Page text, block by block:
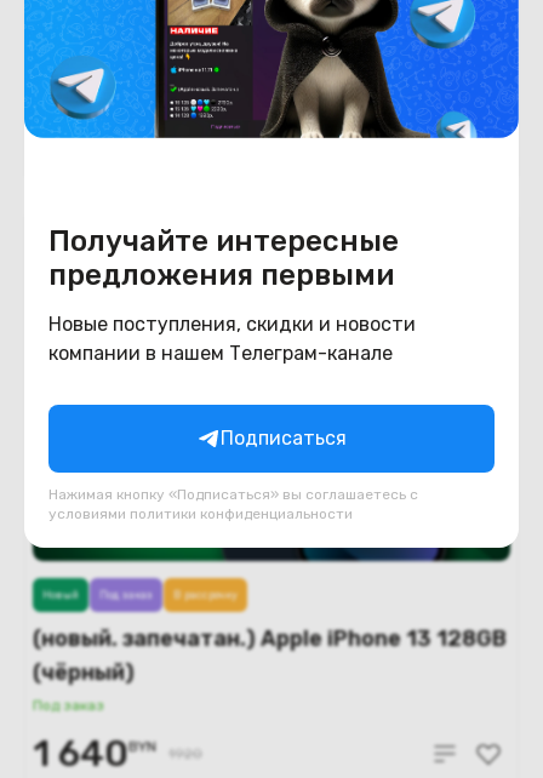
Получайте интересные
предложения первыми
Новые поступления, скидки и новости
компании в нашем Телеграм-канале
Подписаться
Нажимая кнопку «Подписаться» вы соглашаетесь с
условиями политики конфиденциальности
(белый)
Под заказ
1 780BYN 2090
(новый. запечатан.) Apple iPhone 13 128GB
(чёрный)
Под заказ
Новый Под заказ В рассрочку
1 640BYN 1920